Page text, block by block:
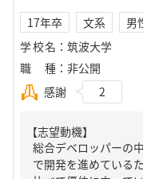
17年卒 文系
男
学校名 ： 筑波大学
職種 ： 非公開
感謝
2
【志望動機】
総合デベロッパーの
で開発を進めている